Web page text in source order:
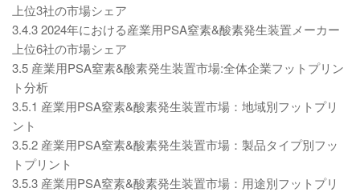
上位3社の市場シェア
3.4.3 2024年における産業用PSA窒素&酸素発生装置メーカー
上位6社の市場シェア
3.5 産業用PSA窒素&酸素発生装置市場:全体企業フットプリン
ト分析
3.5.1 産業用PSA窒素&酸素発生装置市場：地域別フットプリ
ント
3.5.2 産業用PSA窒素&酸素発生装置市場：製品タイプ別フッ
トプリント
3.5.3 産業用PSA窒素&酸素発生装置市場：用途別フットプリ